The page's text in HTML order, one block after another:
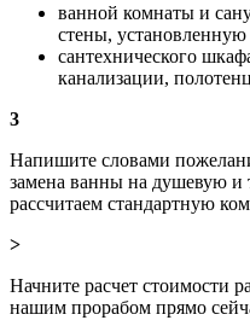
ванной комнаты и
стены, установленную
сантехнического
канализации,
3
Напишите словами
замена ванны на душевую и
рассчитаем стандартную
>
Начните расчет стоимости
нашим прорабом прямо